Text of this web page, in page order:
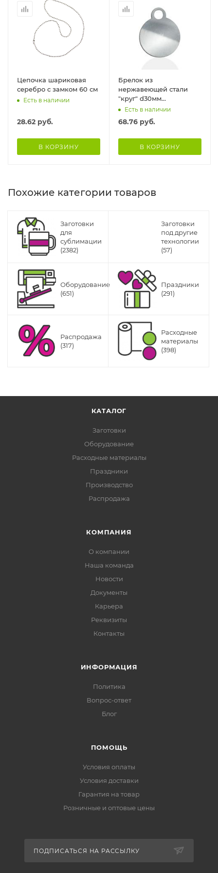
Цепочка шариковая
серебро с замком 60 см
Есть в наличии
28.62 руб.
В КОРЗИНУ
Брелок из
нержавеющей стали
"круг" d30мм
(увеличенное ушко - D
Есть в наличии
68.76 руб.
В КОРЗИНУ
Похожие категории товаров
Заготовки
для
сублимации
(2382)
Заготовки
под другие
технологии
(57)
Оборудование
(651)
Праздники
(291)
Распродажа
(317)
Расходные
материалы
(398)
КАТАЛОГ
Заготовки
Оборудование
Расходные материалы
Праздники
Производство
Распродажа
КОМПАНИЯ
О компании
Наша команда
Новости
Документы
Карьера
Реквизиты
Контакты
ИНФОРМАЦИЯ
Политика
Вопрос-ответ
Блог
ПОМОЩЬ
Условия оплаты
Условия доставки
Гарантия на товар
Розничные и оптовые цены
ПОДПИСАТЬСЯ НА РАССЫЛКУ